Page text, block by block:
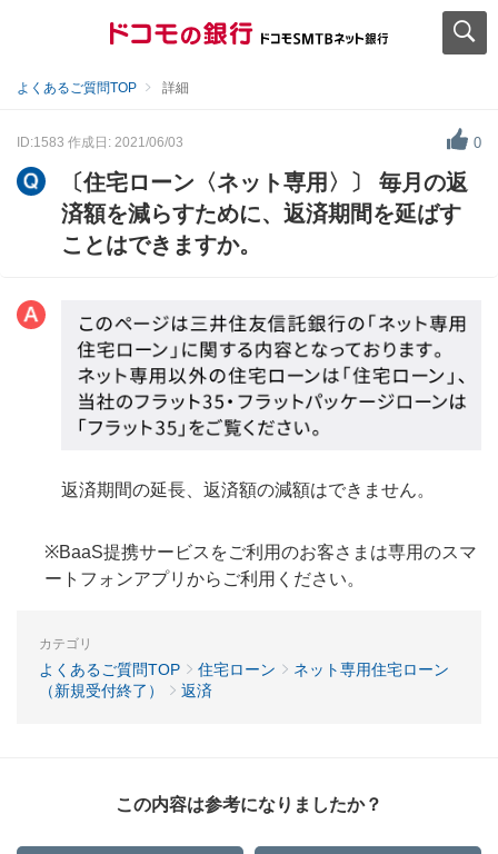
よくあるご質問TOP 詳細
ID:1583 作成日: 2021/06/03 0
〔住宅ローン〈ネット専用〉〕 毎月の返
済額を減らすために、返済期間を延ばす
ことはできますか。
返済期間の延長、返済額の減額はできません。
※BaaS提携サービスをご利用のお客さまは専用のスマ
ートフォンアプリからご利用ください。
カテゴリ
よくあるご質問TOP 住宅ローン
ネット専用住宅ローン
（新規受付終了）
返済
この内容は参考になりましたか？